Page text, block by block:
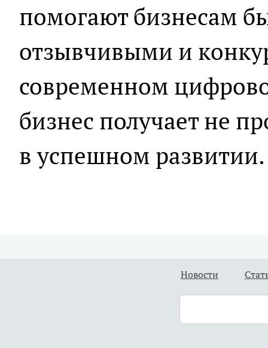
помогают бизнесам
отзывчивыми и
современном
бизнес получает не
в успешном развитии.
Новости